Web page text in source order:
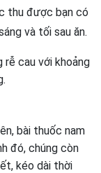
thu được bạn có
và tối sau ăn.
rễ cau với khoảng
bài thuốc nam
đó, chúng còn
kéo dài thời